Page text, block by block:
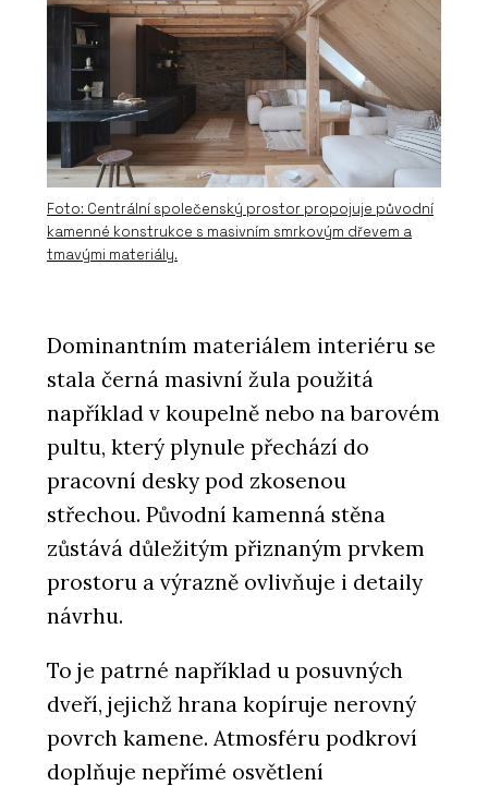
Foto: Centrální společenský prostor propojuje původní
kamenné konstrukce s masivním smrkovým dřevem a
tmavými materiály.
Dominantním materiálem interiéru se
stala černá masivní žula použitá
například v koupelně nebo na barovém
pultu, který plynule přechází do
pracovní desky pod zkosenou
střechou. Původní kamenná stěna
zůstává důležitým přiznaným prvkem
prostoru a výrazně ovlivňuje i detaily
návrhu.
To je patrné například u posuvných
dveří, jejichž hrana kopíruje nerovný
povrch kamene. Atmosféru podkroví
doplňuje nepřímé osvětlení